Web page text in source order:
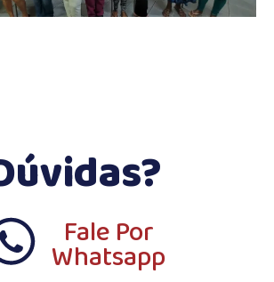
Fale Por
Whatsapp